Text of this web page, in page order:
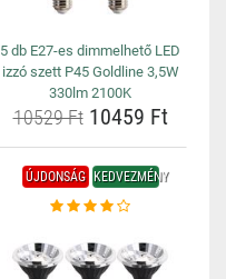
5 db E27-es dimmelhető LED
izzó szett P45 Goldline 3,5W
330lm 2100K
10529 Ft10459 Ft
ÚJDONSÁG KEDVEZMÉNY